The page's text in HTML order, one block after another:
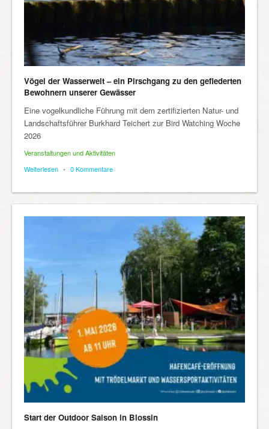
Vögel der Wasserwelt – ein Pirschgang zu den gefiederten
Bewohnern unserer Gewässer
Eine vogelkundliche Führung mit dem zertifizierten Natur- und
Landschaftsführer Burkhard Teichert zur Bird Watching Woche
2026
Veranstaltungen und Aktivitäten
Weiterlesen • 0 Kommentare
Start der Outdoor Saison in Blossin